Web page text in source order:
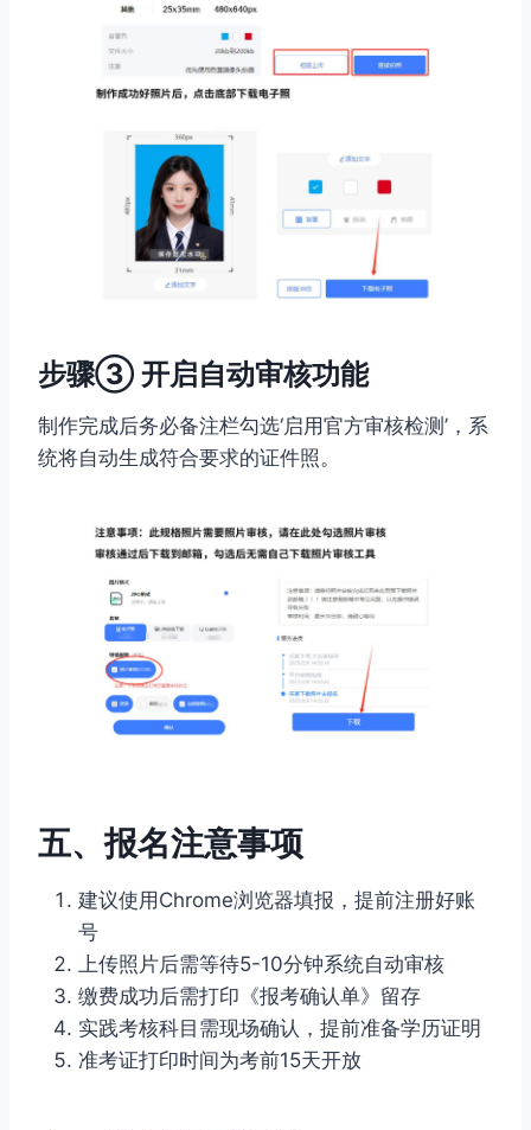
步骤③ 开启自动审核功能
制作完成后务必备注栏勾选‘启用官方审核检测’，系
统将自动生成符合要求的证件照。
五、报名注意事项
建议使用Chrome浏览器填报，提前注册好账
号
上传照片后需等待5-10分钟系统自动审核
缴费成功后需打印《报考确认单》留存
实践考核科目需现场确认，提前准备学历证明
准考证打印时间为考前15天开放